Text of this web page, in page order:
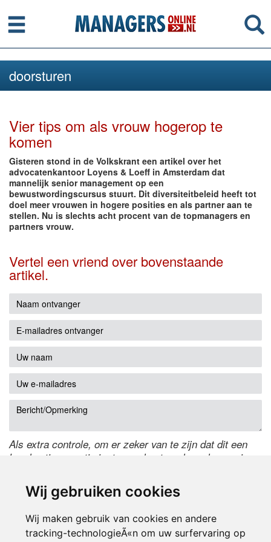
Wij gebruiken cookies
Wij maken gebruik van cookies en andere
tracking-technologieÃ«n om uw surfervaring op
Menu
doorsturen
Vier tips om als vrouw hogerop te
komen
Gisteren stond in de Volkskrant een artikel over het
advocatenkantoor Loyens & Loeff in Amsterdam dat
mannelijk senior management op een
bewustwordingscursus stuurt. Dit diversiteitbeleid heeft tot
doel meer vrouwen in hogere posities en als partner aan te
stellen. Nu is slechts acht procent van de topmanagers en
partners vrouw.
Vertel een vriend over bovenstaande
artikel.
Als extra controle, om er zeker van te zijn dat dit een
handmatige reactie is, typ onderstaande code over in
de code te wijzigen.